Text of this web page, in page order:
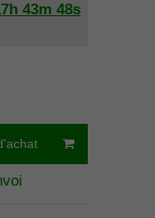
43m 48s